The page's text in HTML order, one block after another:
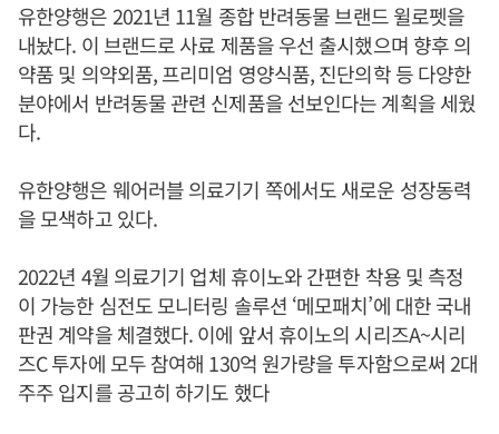
유한양행은 2021년 11월 종합 반려동물 브랜드 윌로펫을
내놨다. 이 브랜드로 사료 제품을 우선 출시했으며 향후 의
약품 및 의약외품, 프리미엄 영양식품, 진단의학 등 다양한
분야에서 반려동물 관련 신제품을 선보인다는 계획을 세웠
다.
유한양행은 웨어러블 의료기기 쪽에서도 새로운 성장동력
을 모색하고 있다.
2022년 4월 의료기기 업체 휴이노와 간편한 착용 및 측정
이 가능한 심전도 모니터링 솔루션 ‘메모패치’에 대한 국내
판권 계약을 체결했다. 이에 앞서 휴이노의 시리즈A~시리
즈C 투자에 모두 참여해 130억 원가량을 투자함으로써 2대
주주 입지를 공고히 하기도 했다